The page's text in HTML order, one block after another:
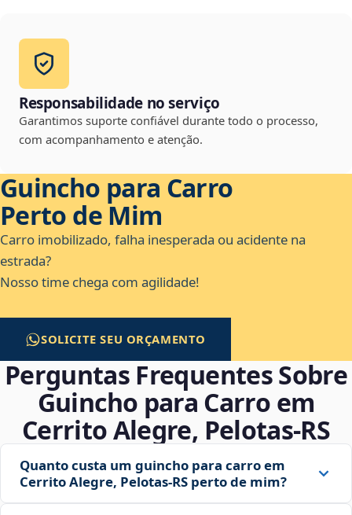
Responsabilidade no serviço
Garantimos suporte confiável durante todo o processo,
com acompanhamento e atenção.
Guincho para Carro
Perto de Mim
Carro imobilizado, falha inesperada ou acidente na
estrada?
Nosso time chega com agilidade!
SOLICITE SEU ORÇAMENTO
Perguntas Frequentes Sobre
Guincho para Carro em
Cerrito Alegre, Pelotas‑RS
Quanto custa um guincho para carro em
Cerrito Alegre, Pelotas‑RS perto de mim?